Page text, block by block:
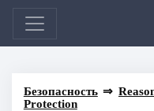
Безопасность⇒
Protection